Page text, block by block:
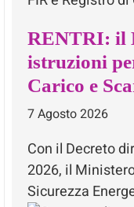
RENTRI: il
istruzioni
Carico e
7 Agosto 2026
Con il Decreto
2026, il
Sicurezza